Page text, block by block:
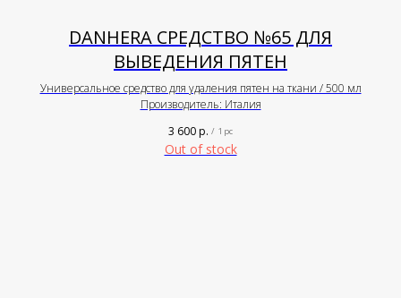
DANHERA СРЕДСТВО №65 ДЛЯ
ВЫВЕДЕНИЯ ПЯТЕН
Универсальное средство для удаления пятен на ткани / 500 мл
Производитель: Италия
3 600р. / 1 pc
Out of stock